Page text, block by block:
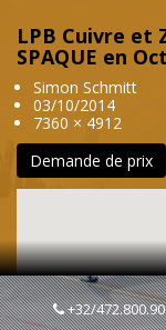
LPB Cuivre et
SPAQUE en
Simon Schmitt
03/10/2014
7360 × 4912
Demande de prix
+32/